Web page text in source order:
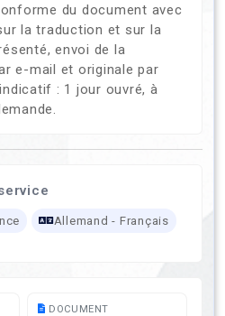
du document avec
la traduction et sur la
envoi de la
e-mail et originale par
: 1 jour ouvré, à
Allemand - Français
DOCUMENT